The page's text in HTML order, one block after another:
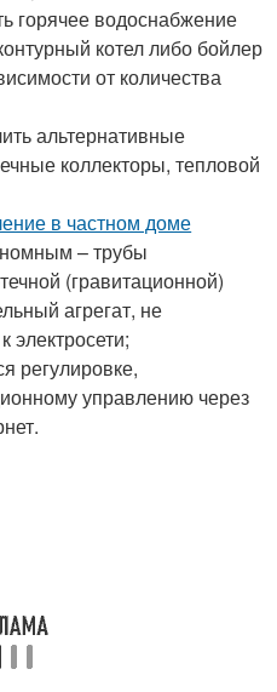
горячее водоснабжение
котел либо бойлер
от количества
альтернативные
коллекторы, тепловой
в частном доме
– трубы
(гравитационной)
агрегат, не
регулировке,
управлению через